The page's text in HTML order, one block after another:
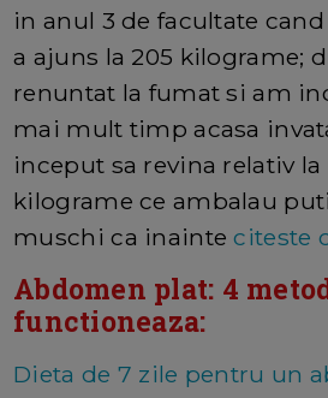
in anul 3 de facultate
a ajuns la 205 kilograme;
renuntat la fumat si am
mai mult timp acasa
inceput sa revina relativ la
kilograme ce ambalau
muschi ca inainteciteste
Abdomen plat: 4
functioneaza:
Dieta de 7 zile pentru un